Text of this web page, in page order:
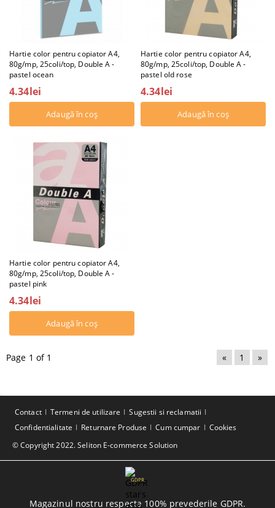
Hartie color pentru copiator A4,
80g/mp, 25coli/top, Double A -
pastel ocean
4.34lei
Hartie color pentru copiator A4,
80g/mp, 25coli/top, Double A -
pastel old rose
4.34lei
Hartie color pentru copiator A4,
80g/mp, 25coli/top, Double A -
pastel pink
4.34lei
Page 1 of 1 « 1 »
© Copyright 2022. Seliton E-commerce Solution
Contact Termeni de utilizare
Sugestii si reclamatii
Confidentialitate
Returnare Produse Cum cumpar Cookies
GDPR
Magazinul nostru respecta 100% prevederile GDPR.